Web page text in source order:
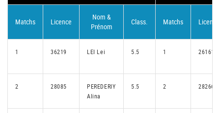
Matchs Licence
Nom &
Prénom
Class. Matchs Licence
1 36219 LEI Lei 5.5 1 26161
2 28085
PEREDERIY
Alina
5.5 2 28266